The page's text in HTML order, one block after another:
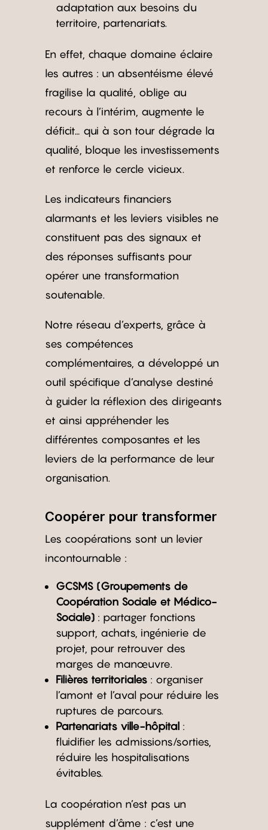
adaptation aux besoins du
territoire, partenariats.
En effet, chaque domaine éclaire
les autres : un absentéisme élevé
fragilise la qualité, oblige au
recours à l’intérim, augmente le
déficit… qui à son tour dégrade la
qualité, bloque les investissements
et renforce le cercle vicieux.
Les indicateurs financiers
alarmants et les leviers visibles ne
constituent pas des signaux et
des réponses suffisants pour
opérer une transformation
soutenable.
Notre réseau d’experts, grâce à
ses compétences
complémentaires, a développé un
outil spécifique d’analyse destiné
à guider la réflexion des dirigeants
et ainsi appréhender les
différentes composantes et les
leviers de la performance de leur
organisation.
Coopérer pour transformer
Les coopérations sont un levier
incontournable :
GCSMS (Groupements de
Coopération Sociale et Médico-
Sociale): partager fonctions
support, achats, ingénierie de
projet, pour retrouver des
marges de manœuvre.
Filières territoriales: organiser
l’amont et l’aval pour réduire les
ruptures de parcours.
Partenariats ville-hôpital :
fluidifier les admissions/sorties,
réduire les hospitalisations
évitables.
La coopération n’est pas un
supplément d’âme : c’est une